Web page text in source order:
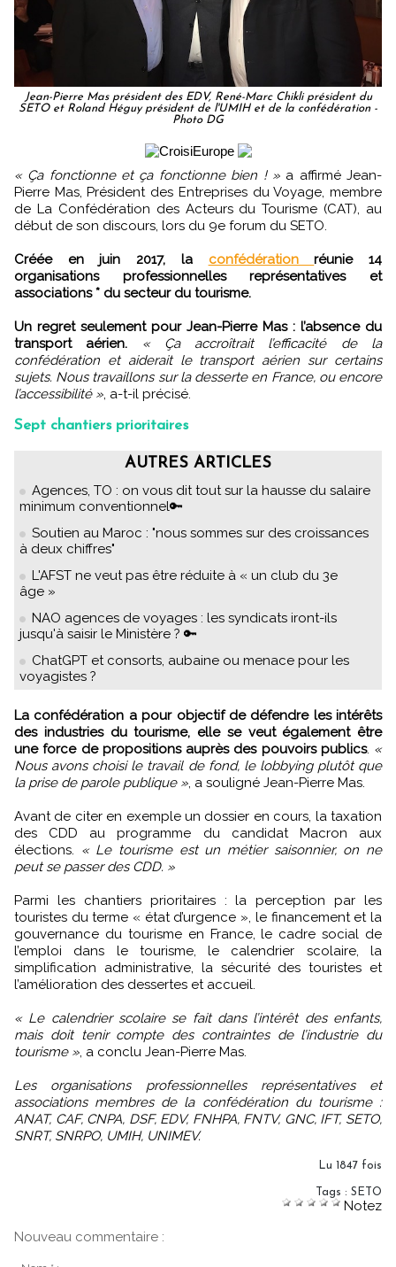
Jean-Pierre Mas président des EDV, René-Marc Chikli président du
SETO et Roland Héguy président de l'UMIH et de la confédération -
Photo DG
« Ça fonctionne et ça fonctionne bien ! »a affirmé Jean-
Pierre Mas, Président des Entreprises du Voyage, membre
de La Confédération des Acteurs du Tourisme (CAT), au
début de son discours, lors du 9e forum du SETO.
Créée en juin 2017, la confédérationréunie 14
organisations professionnelles représentatives et
associations * du secteur du tourisme.
Un regret seulement pour Jean-Pierre Mas : l’absence du
transport aérien.
« Ça accroîtrait l’efficacité de la
confédération et aiderait le transport aérien sur certains
sujets. Nous travaillons sur la desserte en France, ou encore
l’accessibilité », a-t-il précisé.
Sept chantiers prioritaires
AUTRES ARTICLES
Agences, TO : on vous dit tout sur la hausse du salaire
minimum conventionnel🔑
Soutien au Maroc : "nous sommes sur des croissances
à deux chiffres"
L'AFST ne veut pas être réduite à « un club du 3e
âge »
NAO agences de voyages : les syndicats iront-ils
jusqu'à saisir le Ministère ? 🔑
ChatGPT et consorts, aubaine ou menace pour les
voyagistes ?
La confédération a pour objectif de défendre les intérêts
des industries du tourisme, elle se veut également être
une force de propositions auprès des pouvoirs publics. «
Nous avons choisi le travail de fond, le lobbying plutôt que
la prise de parole publique », a souligné Jean-Pierre Mas.
Avant de citer en exemple un dossier en cours, la taxation
des CDD au programme du candidat Macron aux
élections. « Le tourisme est un métier saisonnier, on ne
peut se passer des CDD. »
Parmi les chantiers prioritaires : la perception par les
touristes du terme « état d’urgence », le financement et la
gouvernance du tourisme en France, le cadre social de
l’emploi dans le tourisme, le calendrier scolaire, la
simplification administrative, la sécurité des touristes et
l’amélioration des dessertes et accueil.
« Le calendrier scolaire se fait dans l’intérêt des enfants,
mais doit tenir compte des contraintes de l’industrie du
tourisme », a conclu Jean-Pierre Mas.
Les organisations professionnelles représentatives et
associations membres de la confédération du tourisme :
ANAT, CAF, CNPA, DSF, EDV, FNHPA, FNTV, GNC, IFT, SETO,
SNRT, SNRPO, UMIH, UNIMEV.
Lu 1847 fois
Tags : SETO
Notez
Nouveau commentaire :